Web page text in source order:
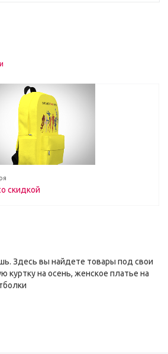
скидкой
Здесь вы найдете товары под свои
куртку на осень, женское платье на